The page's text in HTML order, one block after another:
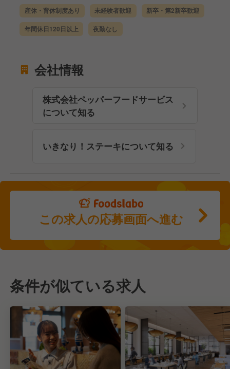
産休・育休制度あり 未経験者歓迎 新卒・第2新卒歓迎
年間休日120日以上 夜勤なし
会社情報
株式会社ペッパーフードサービス
について知る
いきなり！ステーキについて知る
この求人の応募画面へ進む
条件が似ている求人